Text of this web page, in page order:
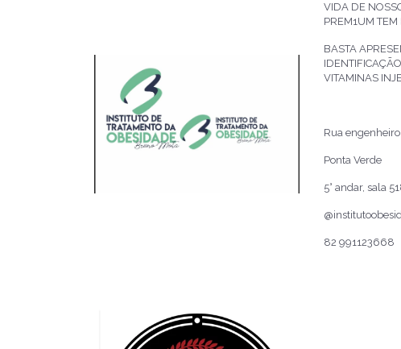
VIDA DE
PREM1UM TEM
BASTA
VITAMINAS
Rua
Ponta Verde
5° andar, sala
82 991123668